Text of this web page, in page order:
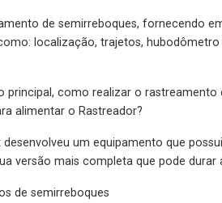
de semirreboques, fornecendo
localização, trajetos, hubodômetro
principal, como realizar o rastreamento
alimentar o Rastreador?
um equipamento que
versão mais completa que pode durar
de semirreboques